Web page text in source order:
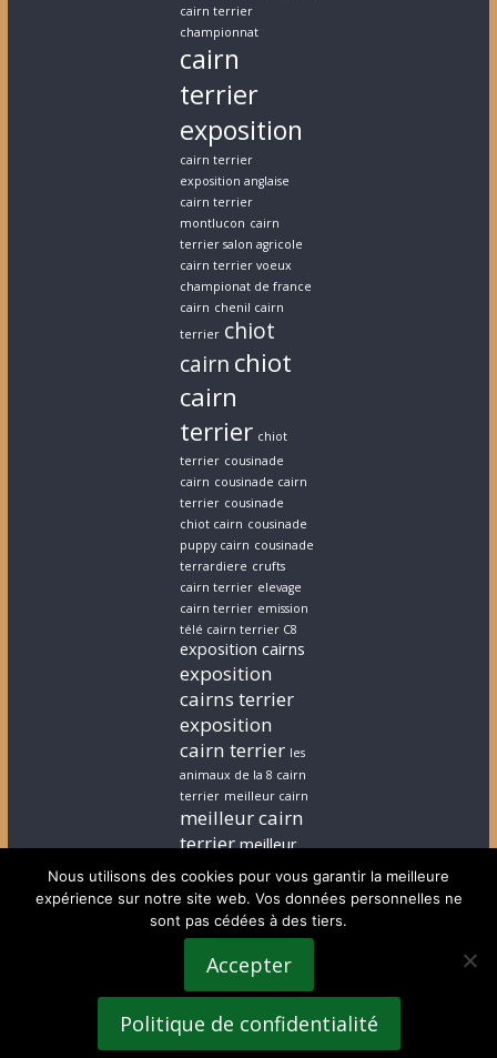
cairn terrier
championnat
cairn
terrier
exposition
cairn terrier
exposition anglaise
cairn terrier
montlucon cairn
terrier salon agricole
cairn terrier voeux
championat de france
cairn chenil cairn
terrier chiot
cairn chiot
cairn
terrier chiot
terrier cousinade
cairn cousinade cairn
terrier cousinade
chiot cairn cousinade
puppy cairn cousinade
terrardiere crufts
cairn terrier elevage
cairn terrier emission
télé cairn terrier C8
exposition cairns
exposition
cairns terrier
exposition
cairn terrier les
animaux de la 8 cairn
terrier meilleur cairn
meilleur cairn
terrier meilleur
elevage cairn
terrier
stephanie
cairn terrier
stephanie
chiot cairn terrier
terrardiere voeux
terrier terrier ecossais
voeux cairn terrier
Nous utilisons des cookies pour vous garantir la meilleure
expérience sur notre site web. Vos données personnelles ne
sont pas cédées à des tiers.
Accepter
Politique de confidentialité